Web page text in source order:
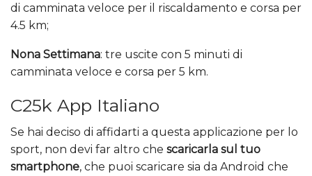
di camminata veloce per il riscaldamento e corsa per
4.5 km;
Nona Settimana: tre uscite con 5 minuti di
camminata veloce e corsa per 5 km.
C25k App Italiano
Se hai deciso di affidarti a questa applicazione per lo
sport, non devi far altro che scaricarla sul tuo
smartphone, che puoi scaricare sia da Android che